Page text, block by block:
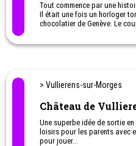
Tout commence par une
Il était une fois un horloger
chocolatier de Genève. Le
chez Favarger fait partie de
> Vullierens-sur-Morges
Château de
Une superbe idée de sortie
loisirs pour les parents avec
pour jouer...